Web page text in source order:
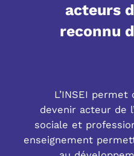
acteurs
reconnu
L’INSEI
devenir acteur de
sociale et
enseignement